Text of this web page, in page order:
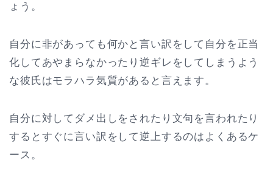
ょう。
自分に非があっても何かと言い訳をして自分を正当
化してあやまらなかったり逆ギレをしてしまうよう
な彼氏はモラハラ気質があると言えます。
自分に対してダメ出しをされたり文句を言われたり
するとすぐに言い訳をして逆上するのはよくあるケ
ース。